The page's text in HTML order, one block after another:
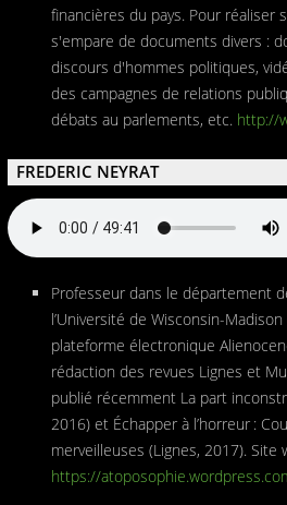
financières du pays. Pour réaliser
s'empare de documents divers :
discours d'hommes politiques,
des campagnes de relations
débats au parlements, etc. http://
FREDERIC NEYRAT
Professeur dans le département
l’Université de Wisconsin-
plateforme électronique
rédaction des revues Lignes et
publié récemment La part
2016) et Échapper à l’horreur :
merveilleuses (Lignes, 2017). Site
https://